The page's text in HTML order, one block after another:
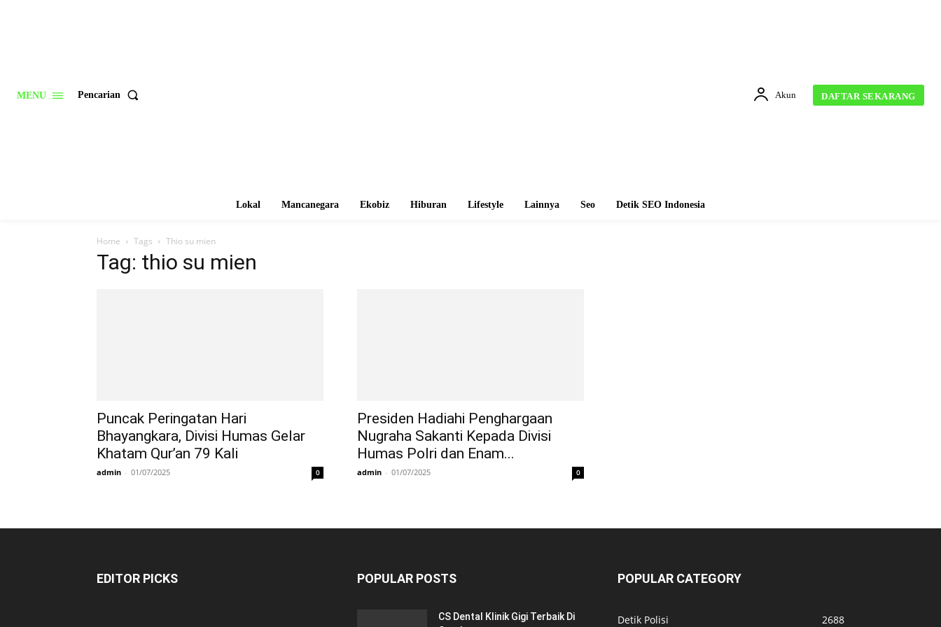
MENU Pencarian Akun DAFTAR SEKARANG
Lokal Mancanegara Ekobiz Hiburan Lifestyle Lainnya Seo Detik SEO Indonesia
Home Tags Thio su mien
Tag: thio su mien
Puncak Peringatan Hari
Bhayangkara, Divisi Humas Gelar
Khatam Qur’an 79 Kali
admin - 01/07/2025 0
Presiden Hadiahi Penghargaan
Nugraha Sakanti Kepada Divisi
Humas Polri dan Enam...
admin - 01/07/2025 0
EDITOR PICKS POPULAR POSTS
CS Dental Klinik Gigi Terbaik Di
POPULAR CATEGORY
Detik Polisi 2688